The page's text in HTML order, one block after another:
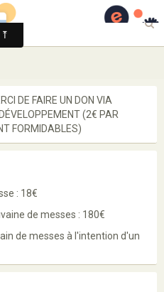
DE FAIRE UN DON VIA
(2€ PAR
FORMIDABLES)
: 18€
de messes : 180€
de messes à l'intention d'un